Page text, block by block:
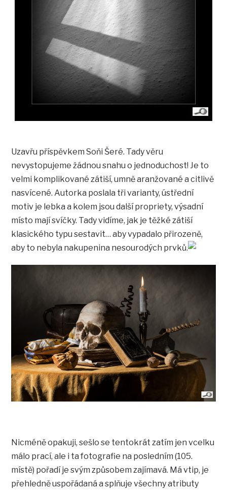
Uzavřu příspěvkem Soňi Šeré. Tady věru
nevystopujeme žádnou snahu o jednoduchost! Je to
velmi komplikované zátiší, umně aranžované a citlivě
nasvícené. Autorka poslala tři varianty, ústřední
motiv je lebka a kolem jsou další propriety, výsadní
místo mají svíčky. Tady vidíme, jak je těžké zátiší
klasického typu sestavit… aby vypadalo přirozeně,
aby to nebyla nakupenina nesourodých prvků.
Nicméně opakuji, sešlo se tentokrát zatím jen vcelku
málo prací, ale i ta fotografie na posledním (105.
místě) pořadí je svým způsobem zajímavá. Má vtip, je
přehledně uspořádaná a splňuje všechny atributy